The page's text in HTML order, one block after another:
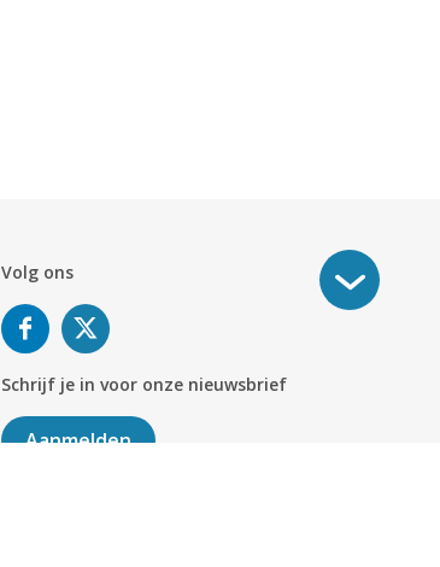
Volg ons
Schrijf je in voor onze nieuwsbrief
Aanmelden